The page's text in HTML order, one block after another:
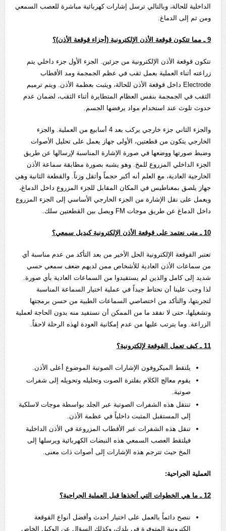
الداخلية للحالة، وبالتالي ترسل إشارات كهربائية مباشرة للعصب السمعي
ومن ثم إلى الدماغ.
9ـ مما تتكون قوقعة الأذن الإلكترونية (أجزاء قوقعة الأذن)؟
تتكون قوقعة الأذن الإلكترونية من جزئين. الجزء الأول جزء داخلي يتم
زراعته أثناء العملية بعمل ثقب في عظم الجمجمة ومد الأقطاب
Electrode داخل قوقعة الأذن للحالة، ويثبت بعظمة الأذن. ويتم ترميم
الثقب في الجمجمة بنفس العظام المتطايرة أثناء الثقب، لضمان عدم
حدوث تلوث عند استخدام مواد يرفضها الجسم.
والجزء الثاني جزء خارجي يركب بعد 4 أسابيع من العملية. والجزء
الخارجي يتكون من قطعتين، الأولى جهاز يعمل على تحليل الأصوات
وضبط صورتها ووضعها في صورة الإشارة المناسبة لإرسالها عن طريق
الجزء الداخلي المزروع للمخ. وهو يشبه بصورة مطابقة سماعة الأذن
الخارجية العادية، مع العلم أنه أكبر حجماً وأثقل وزناً. والقطعة الثانية وهي
جهاز يلصق بمغناطيس في المكان المقابل للجزء المزروع داخل الدماغ،
ويعمل على نقل الإشارة من الجزء الخارجي الأساسي إلى الجزء المزروع
داخل الدماغ عن طريق موجات FM ويصل بين القطعتين سلك.
10ـ متى نعتمد على قوقعة الأذن الإلكترونية كبديل سمعي؟
تعتبر القوقعة الإلكترونية الحل الأخير من بعد التأكد من عدم مناسبة أي
من سماعات الأذن العادية للأشخاص ممن لديهم ضعف سمعي حسي
شديد إلى كامل والذين لم يستفيدوا من السماعات العادية بأي صورة.
لذا وجب علينا أن نحتاط جيداً في عملية اختيار السماعة المناسبة
لتجربتها، والتأكد من اختصاصي السماعات الطبية من حسن برمجتها
وتشغيلها، حتى لا نفقد ما من الممكن أن نستفيد منه بدون الحاجة لعملية
الزراعة. وما يترتب عليها من عدم إمكانية العودة لهذه الرحلة لاحقاً.
11ـ كيف تعمل القوقعة لإلكترونية؟
يلتقط الميكروفون الإشارات الصوتية الموضوع أعلى الأذن.
يقوم معالج الكلام بفلترة الصوت وتحليله وتحويله إلى شفرات
صوتية.
تنتقل هذه الشفرات الصوتية عبر الجلد بواسطة موجات لاسلكية
إلى المستقبل المثبت داخلياً في عظمة الأذن.
تنقل هذه الشفرات عبر الأقطاب المزروعة في الأذن الداخلية
فيلتقط العصب السمعي هذه النبضات الكهربائية ويرسلها إلى
المخ حيث تترجم هذه الإشارات إلى أصوات ذات معنى.
العملية الجراحية:
12ـ ما هي الخطوات التي أتخذها قبل العملية الجراحية؟
ننصح دائماً بالعمل على اختيار أحدث وأفضل أنواع القوقعة
الكترونية المتوفرة في بلدك، وكذلك السؤال عن الوكيل الخاص